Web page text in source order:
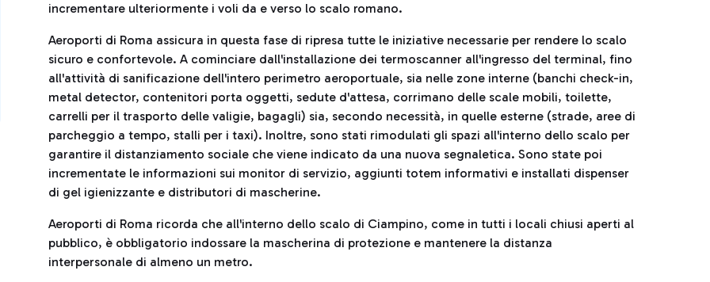
incrementare ulteriormente i voli da e verso lo scalo romano.
Aeroporti di Roma assicura in questa fase di ripresa tutte le iniziative necessarie per rendere lo scalo
sicuro e confortevole. A cominciare dall'installazione dei termoscanner all'ingresso del terminal, fino
all'attività di sanificazione dell'intero perimetro aeroportuale, sia nelle zone interne (banchi check-in,
metal detector, contenitori porta oggetti, sedute d'attesa, corrimano delle scale mobili, toilette,
carrelli per il trasporto delle valigie, bagagli) sia, secondo necessità, in quelle esterne (strade, aree di
parcheggio a tempo, stalli per i taxi). Inoltre, sono stati rimodulati gli spazi all'interno dello scalo per
garantire il distanziamento sociale che viene indicato da una nuova segnaletica. Sono state poi
incrementate le informazioni sui monitor di servizio, aggiunti totem informativi e installati dispenser
di gel igienizzante e distributori di mascherine.
Aeroporti di Roma ricorda che all'interno dello scalo di Ciampino, come in tutti i locali chiusi aperti al
pubblico, è obbligatorio indossare la mascherina di protezione e mantenere la distanza
interpersonale di almeno un metro.